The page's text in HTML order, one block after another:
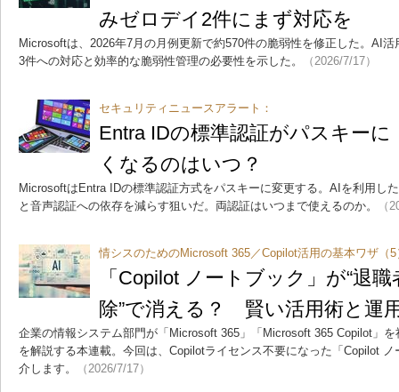
みゼロデイ2件にまず対応を
Microsoftは、2026年7月の月例更新で約570件の脆弱性を修正した。AI
3件への対応と効率的な脆弱性管理の必要性を示した。
（2026/7/17）
セキュリティニュースアラート：
Entra IDの標準認証がパスキー
くなるのはいつ？
MicrosoftはEntra IDの標準認証方式をパスキーに変更する。AIを利用し
と音声認証への依存を減らす狙いだ。両認証はいつまで使えるのか。
（
情シスのためのMicrosoft 365／Copilot活用の基本ワザ（5
「Copilot ノートブック」が“退
除”で消える？ 賢い活用術と運
企業の情報システム部門が「Microsoft 365」「Microsoft 365 Copilot」
を解説する本連載。今回は、Copilotライセンス不要になった「Copilot
介します。
（2026/7/17）